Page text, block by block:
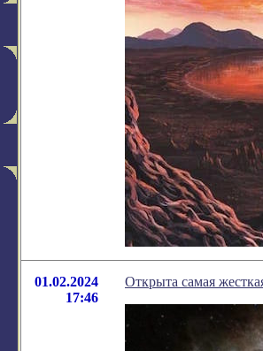
01.02.2024
17:46
Открыта самая